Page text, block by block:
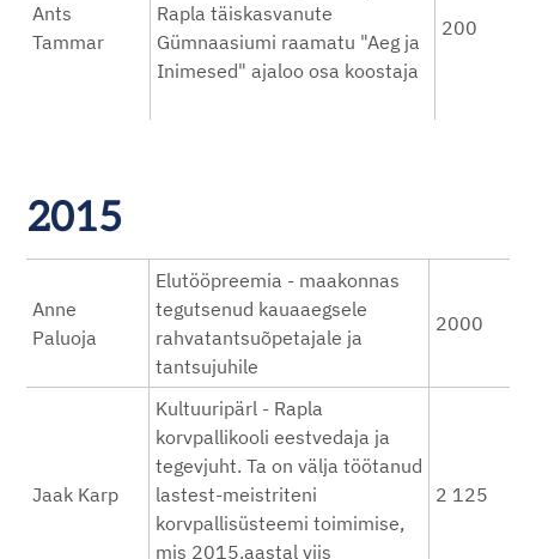
Ants
Tammar
Rapla täiskasvanute
Gümnaasiumi raamatu "Aeg ja
Inimesed" ajaloo osa koostaja
200
2015
Anne
Paluoja
Elutööpreemia - maakonnas
tegutsenud kauaaegsele
rahvatantsuõpetajale ja
tantsujuhile
2000
Jaak Karp
Kultuuripärl - Rapla
korvpallikooli eestvedaja ja
tegevjuht. Ta on välja töötanud
lastest-meistriteni
korvpallisüsteemi toimimise,
mis 2015.aastal viis
2 125